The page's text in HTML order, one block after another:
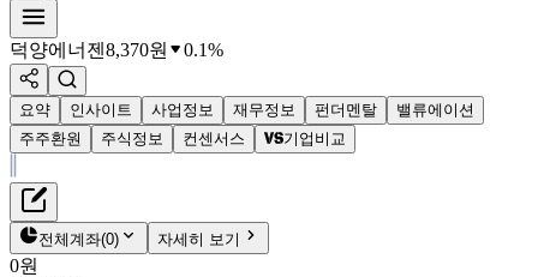
덕양에너젠 8,370원 0.1%
요약 인사이트 사업정보 재무정보 펀더멘탈
밸류에이션
주주환원
주식정보 컨센서스 기업비교
덕양에너젠
재무정보
펀더멘탈
밸류에이션
전체계좌(0) 자세히 보기
0원